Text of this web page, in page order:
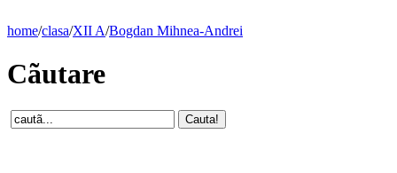
home/clasa/XII A/Bogdan Mihnea-Andrei
Cãutare